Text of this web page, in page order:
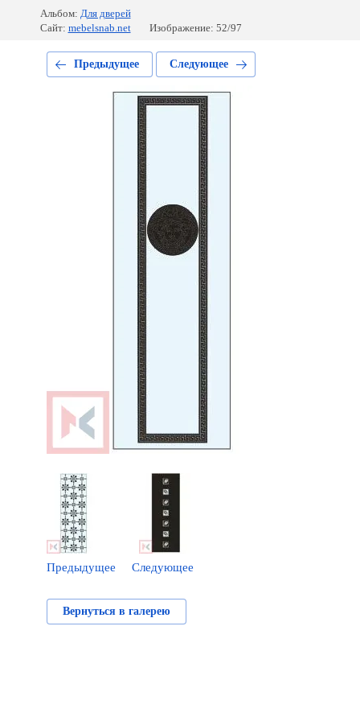
Альбом: Для дверей
Сайт: mebelsnab.net Изображение: 52/97
Предыдущее Следующее
Предыдущее Следующее
Вернуться в галерею